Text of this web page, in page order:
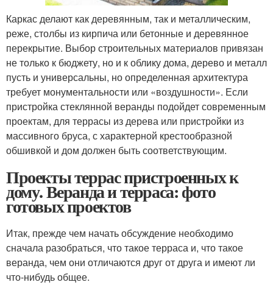
Каркас делают как деревянным, так и металлическим,
реже, столбы из кирпича или бетонные и деревянное
перекрытие. Выбор строительных материалов привязан
не только к бюджету, но и к облику дома, дерево и металл
пусть и универсальны, но определенная архитектура
требует монументальности или «воздушности». Если
пристройка стеклянной веранды подойдет современным
проектам, для террасы из дерева или пристройки из
массивного бруса, с характерной крестообразной
обшивкой и дом должен быть соответствующим.
Проекты террас пристроенных к
дому. Веранда и терраса: фото
готовых проектов
Итак, прежде чем начать обсуждение необходимо
сначала разобраться, что такое терраса и, что такое
веранда, чем они отличаются друг от друга и имеют ли
что-нибудь общее.